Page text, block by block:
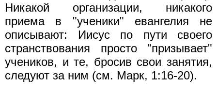
Никакой организации, никакого
приема в "ученики" евангелия не
описывают: Иисус по пути своего
странствования просто "призывает"
учеников, и те, бросив свои занятия,
следуют за ним (см. Марк, 1:16-20).